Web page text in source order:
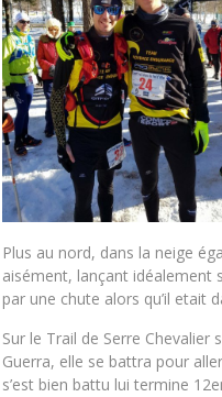
Plus au nord, dans la neige
aisément, lançant idéalement
par une chute alors qu’il etait
Sur le Trail de Serre
Guerra, elle se battra pour
s’est bien battu lui termine